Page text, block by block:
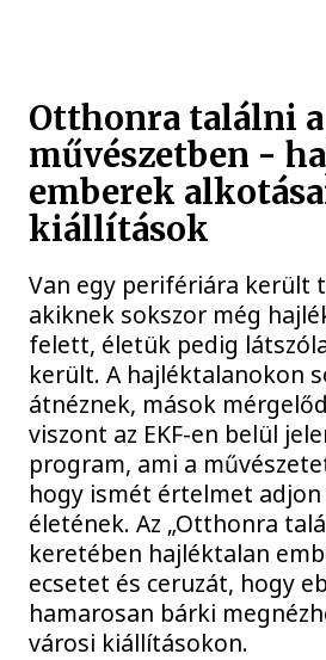
Otthonra találni a
művészetben -
emberek
kiállítások
Van egy perifériára került
akiknek sokszor még
felett, életük pedig
került. A hajléktalanokon
átnéznek, mások
viszont az EKF-en belül
program, ami a
hogy ismét értelmet
életének. Az „Otthonra
keretében hajléktalan
ecsetet és ceruzát, hogy
hamarosan bárki
városi kiállításokon.